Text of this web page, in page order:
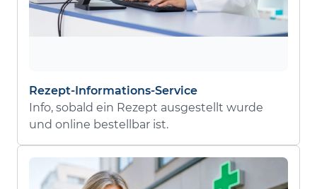
Rezept-Informations-Service
Info, sobald ein Rezept ausgestellt wurde
und online bestellbar ist.